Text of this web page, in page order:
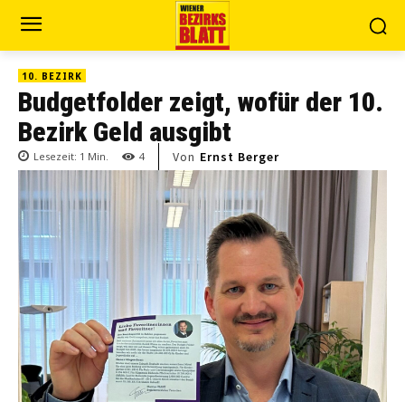
10. BEZIRK
Budgetfolder zeigt, wofür der 10.
Bezirk Geld ausgibt
Lesezeit: 1 Min. 4 Von Ernst Berger